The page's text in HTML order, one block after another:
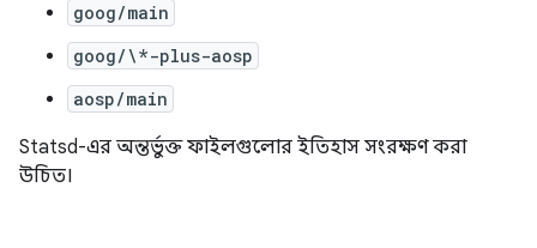
goog/main
goog/\*-plus-aosp
aosp/main
Statsd-এর অন্তর্ভুক্ত ফাইলগুলোর ইতিহাস সংরক্ষণ করা
উচিত।